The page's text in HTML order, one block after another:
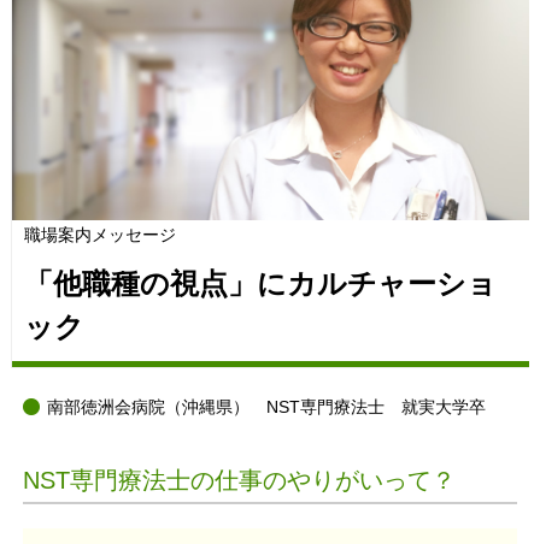
職場案内メッセージ
「他職種の視点」にカルチャーショ
ック
南部徳洲会病院（沖縄県） NST専門療法士 就実大学卒
NST専門療法士の仕事のやりがいって？